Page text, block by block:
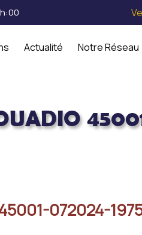
Actualité Notre Réseau
072024-